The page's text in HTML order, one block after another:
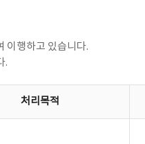
이행하고 있습니다.
.
처리목적